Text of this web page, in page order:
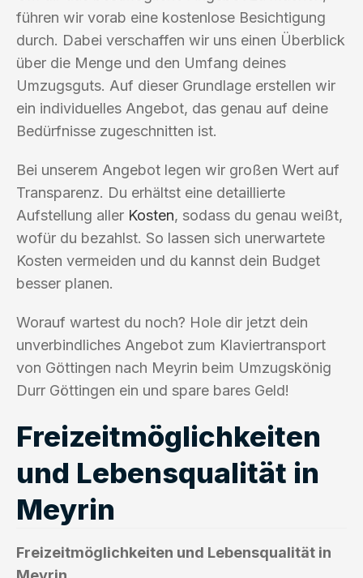
führen wir vorab eine kostenlose Besichtigung
durch. Dabei verschaffen wir uns einen Überblick
über die Menge und den Umfang deines
Umzugsguts. Auf dieser Grundlage erstellen wir
ein individuelles Angebot, das genau auf deine
Bedürfnisse zugeschnitten ist.
Bei unserem Angebot legen wir großen Wert auf
Transparenz. Du erhältst eine detaillierte
Aufstellung aller Kosten, sodass du genau weißt,
wofür du bezahlst. So lassen sich unerwartete
Kosten vermeiden und du kannst dein Budget
besser planen.
Worauf wartest du noch? Hole dir jetzt dein
unverbindliches Angebot zum Klaviertransport
von Göttingen nach Meyrin beim Umzugskönig
Durr Göttingen ein und spare bares Geld!
Freizeitmöglichkeiten
und Lebensqualität in
Meyrin
Freizeitmöglichkeiten und Lebensqualität in